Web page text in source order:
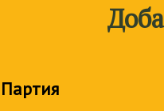
Партия